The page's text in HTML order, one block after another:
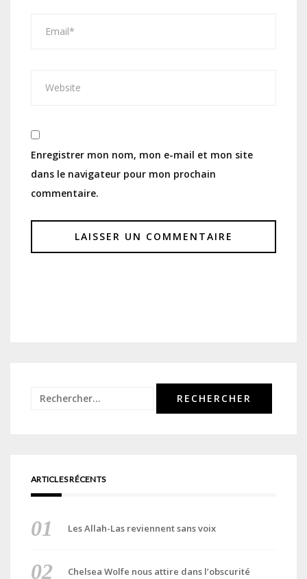
Enregistrer mon nom, mon e-mail et mon site
dans le navigateur pour mon prochain
commentaire.
Rechercher :
ARTICLES RÉCENTS
Les Allah-Las reviennent sans voix
Chelsea Wolfe nous attire dans l’obscurité